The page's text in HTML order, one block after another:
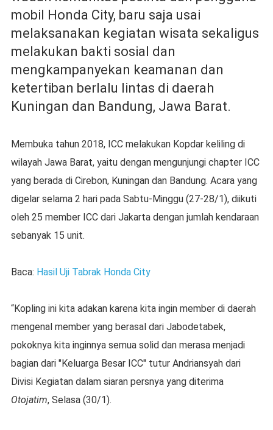
mobil Honda City, baru saja usai
melaksanakan kegiatan wisata sekaligus
melakukan bakti sosial dan
mengkampanyekan keamanan dan
ketertiban berlalu lintas di daerah
Kuningan dan Bandung, Jawa Barat.
Membuka tahun 2018, ICC melakukan Kopdar keliling di
wilayah Jawa Barat, yaitu dengan mengunjungi chapter ICC
yang berada di Cirebon, Kuningan dan Bandung. Acara yang
digelar selama 2 hari pada Sabtu-Minggu (27-28/1), diikuti
oleh 25 member ICC dari Jakarta dengan jumlah kendaraan
sebanyak 15 unit.
Baca: Hasil Uji Tabrak Honda City
“Kopling ini kita adakan karena kita ingin member di daerah
mengenal member yang berasal dari Jabodetabek,
pokoknya kita inginnya semua solid dan merasa menjadi
bagian dari "Keluarga Besar ICC" tutur Andriansyah dari
Divisi Kegiatan dalam siaran persnya yang diterima
Otojatim, Selasa (30/1).